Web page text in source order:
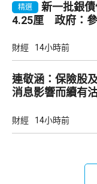
精選
新一批銀
4.25厘 政府：
財經 14小時前
連敬涵：保險股
消息影響而續有
財經 14小時前